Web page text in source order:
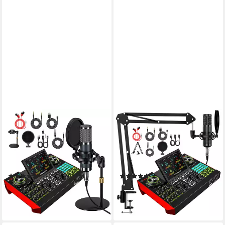
TENLAMP
G10-P15A Podcast-
Ausrüstungsset mit Audio-
Mixer und Soundkarte
Soundkarte
(5)
169,99 € 399,99 €
-58%
lieferbar - in 4-5 Werktagen bei dir
TENLAMP
G10-P15B Podcast-
Ausrüstungsset mit Audio-
Mixer und Soundkarte
Soundkarte
(1)
169,99 € 399,99 €
-58%
lieferbar - in 4-5 Werktagen bei dir